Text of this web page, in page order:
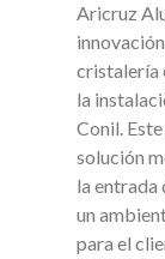
Aricruz
cristalería
la
Conil.
solución
la entrada
un
para el